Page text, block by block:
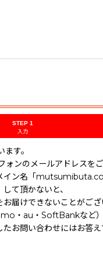
STEP 1
入力
す。
ンのメールアドレスをご
イン名「
て頂かないと、
届けできないことがござ
・au・SoftBankなど）
お問い合わせにはお答え